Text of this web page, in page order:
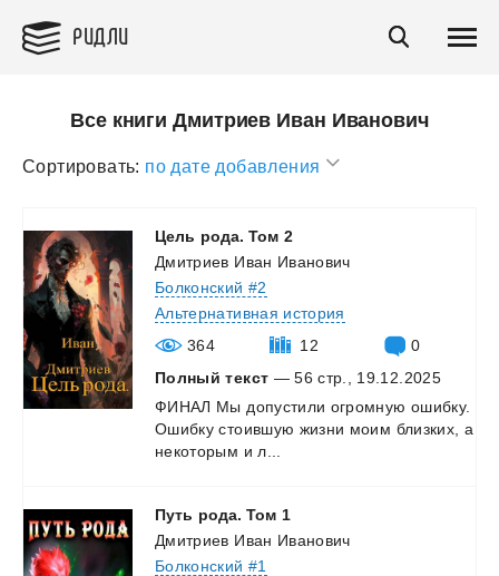
РИДЛИ
Все книги Дмитриев Иван Иванович
Сортировать: по дате добавления
Цель рода. Том 2
Дмитриев Иван Иванович
Болконский #2
Альтернативная история
364
12
0
Полный текст — 56 стр., 19.12.2025
ФИНАЛ Мы допустили огромную ошибку.
Ошибку стоившую жизни моим близких, а
некоторым и л...
Путь рода. Том 1
Дмитриев Иван Иванович
Болконский #1